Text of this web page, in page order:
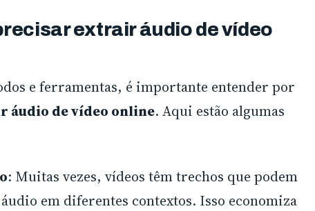
extrair áudio de vídeo
e ferramentas, é importante entender por
áudio de vídeo online. Aqui estão algumas
: Muitas vezes, vídeos têm trechos que podem
em diferentes contextos. Isso economiza